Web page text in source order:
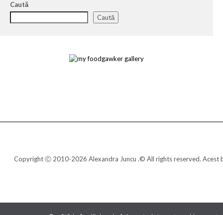
Caută
Caută
Copyright Ⓒ 2010-2026 Alexandra Juncu .© All rights reserved. Acest